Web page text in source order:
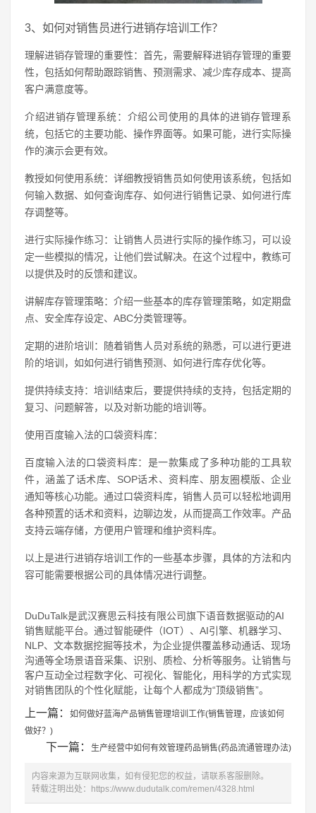
3、如何对销售员进行进销存培训工作？
理解进销存管理的重要性：首先，需要解释进销存管理的重要
性，包括如何帮助跟踪销售、预测需求、减少库存成本、提高
客户满意度等。
介绍进销存管理系统：介绍公司使用的具体的进销存管理系
统，包括它的主要功能、操作界面等。如果可能，进行实际操
作的演示会更有效。
教授如何使用系统：详细教授销售员如何使用该系统，包括如
何输入数据、如何查询库存、如何进行销售记录、如何进行库
存调整等。
进行实际操作练习：让销售人员进行实际的操作练习，可以设
定一些模拟的情况，让他们尝试解决。在这个过程中，教练可
以提供及时的反馈和建议。
讲解库存管理策略：介绍一些基本的库存管理策略，如定期盘
点、安全库存设定、ABC分类管理等。
定期的进阶培训：随着销售人员对系统的熟悉，可以进行更进
阶的培训，如如何进行销售预测、如何进行库存优化等。
提供持续支持：培训结束后，要提供持续的支持，包括定期的
复习、问题解答，以及对新功能的培训等。
使用百度输入法的口袋资料库：
百度输入法的口袋资料库：是一款集成了多种功能的工具软
件，涵盖了话术库、SOP话术、资料库、朋友圈模版、企业
通知等核心功能。通过口袋资料库，销售人员可以轻松地调用
各种预置的话术和资料，边聊边发，从而提高工作效率。产品
支持云端存储，方便用户管理和维护资料库。
以上是进行进销存培训工作的一些基本步骤，具体的方法和内
容可能需要根据公司的具体情况进行调整。
DuDuTalk是武汉赛思云科技有限公司旗下语音数据驱动的AI
销售赋能平台。通过智能硬件（IOT）、AI引擎、机器学习、
NLP、文本数据挖掘等技术，为企业提供覆盖移动通话、现场
沟通等全场景语音采集、识别、质检、分析等服务。让销售与
客户互动全过程数字化、可视化、智能化，用科学的方式实现
对销售团队的个性化赋能，让每个人都成为“顶级销售”。
上一篇：
如何做好蓝海产品销售管理培训工作(销售管理，应该如何
做好？)
下一篇： 生产经营中如何有效管理药品销售(药品流通管理办法)
内容来源为互联网收集，如有侵犯您的权益，请联系客服删除。
转载注明出处： https://www.dudutalk.com/remen/4328.html